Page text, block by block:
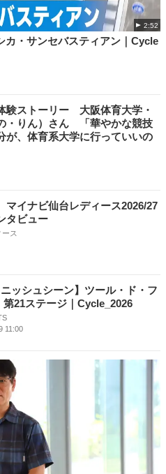
2:52
カ・サンセバスティアン｜Cycle
験ストーリー 大阪体育大学・
・りん）さん 「華やかな競技
が、体育系大学に行っていいの
イナビ仙台レディース2026/27
タビュー
ス
ニッシュシーン】ツール・ド・フ
第21ステージ｜Cycle_2026
11:00